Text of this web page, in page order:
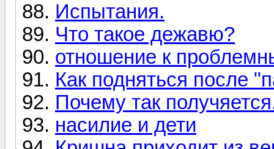
Испытания.
Что такое дежавю?
отношение к
Как подняться после
Почему так
насилие и дети